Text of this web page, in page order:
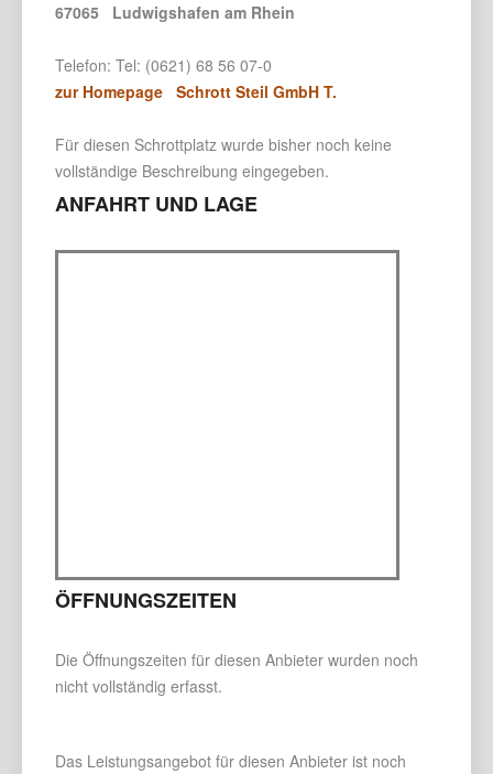
67065 Ludwigshafen am Rhein
Telefon: Tel: (0621) 68 56 07-0
zur Homepage Schrott Steil GmbH T.
Für diesen Schrottplatz wurde bisher noch keine
vollständige Beschreibung eingegeben.
ANFAHRT UND LAGE
ÖFFNUNGSZEITEN
Die Öffnungszeiten für diesen Anbieter wurden noch
nicht vollständig erfasst.
Das Leistungsangebot für diesen Anbieter ist noch